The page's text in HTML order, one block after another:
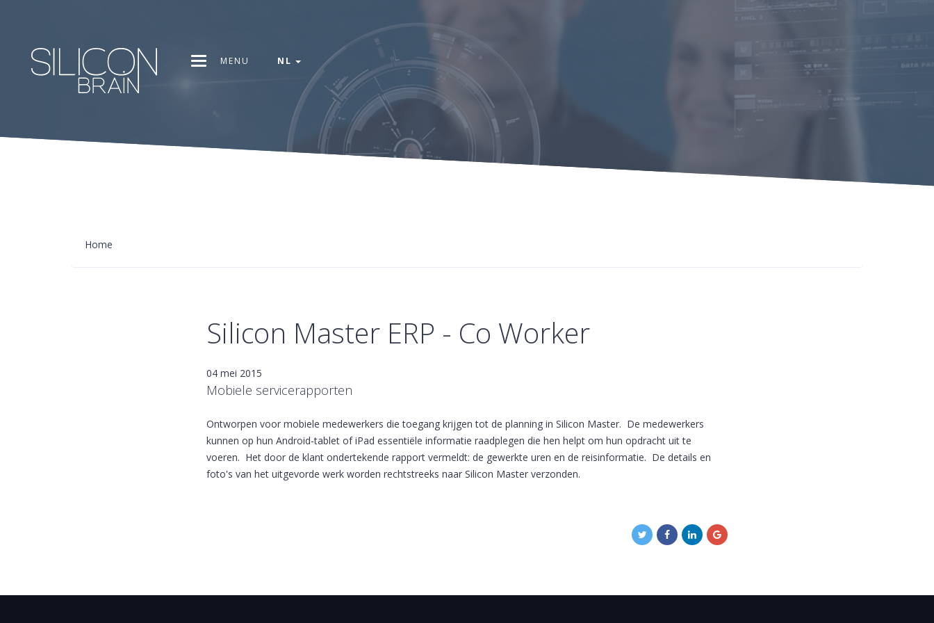
MENU NL
Home
Silicon Master ERP - Co Worker
04 mei 2015
Mobiele servicerapporten
Ontworpen voor mobiele medewerkers die toegang krijgen tot de planning in Silicon Master. De medewerkers
kunnen op hun Android-tablet of iPad essentiële informatie raadplegen die hen helpt om hun opdracht uit te
voeren. Het door de klant ondertekende rapport vermeldt: de gewerkte uren en de reisinformatie. De details en
foto's van het uitgevorde werk worden rechtstreeks naar Silicon Master verzonden.